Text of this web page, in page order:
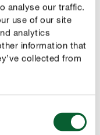
analyse our traffic.
use of our site
analytics
information that
collected from